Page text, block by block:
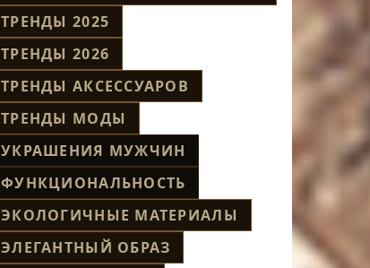
ТРЕНДЫ 2025
ТРЕНДЫ 2026
ТРЕНДЫ АКСЕССУАРОВ
ТРЕНДЫ МОДЫ
УКРАШЕНИЯ МУЖЧИН
ФУНКЦИОНАЛЬНОСТЬ
ЭКОЛОГИЧНЫЕ МАТЕРИАЛЫ
ЭЛЕГАНТНЫЙ ОБРАЗ